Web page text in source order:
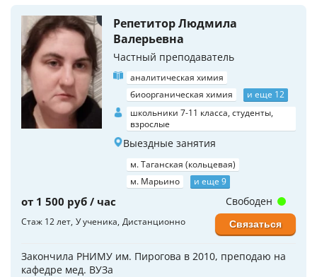
Репетитор Людмила
Валерьевна
Частный преподаватель
аналитическая химия
биоорганическая химия
и еще 12
школьники 7-11 класса, студенты,
взрослые
Выездные занятия
м. Таганская (кольцевая)
м. Марьино
и еще 9
от 1 500 руб / час
Стаж 12 лет У ученика Дистанционно
Закончила РНИМУ им. Пирогова в 2010, преподаю на
кафедре мед. ВУЗа
Свободен
Связаться